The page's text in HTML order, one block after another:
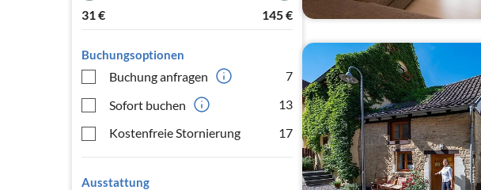
31€ 145€
Buchungsoptionen
Buchung anfragen
7
Sofort buchen
13
Kostenfreie Stornierung
17
Ausstattung